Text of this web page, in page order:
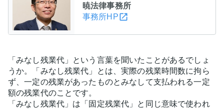
暁法律事務所
事務所HP
「みなし残業代」という言葉を聞いたことがあるでしょ
うか。「みなし残業代」とは、実際の残業時間数に拘ら
ず、一定の残業があったものとみなして支払われる一定
額の残業代のことです。
「みなし残業代」は「固定残業代」と同じ意味で使われ